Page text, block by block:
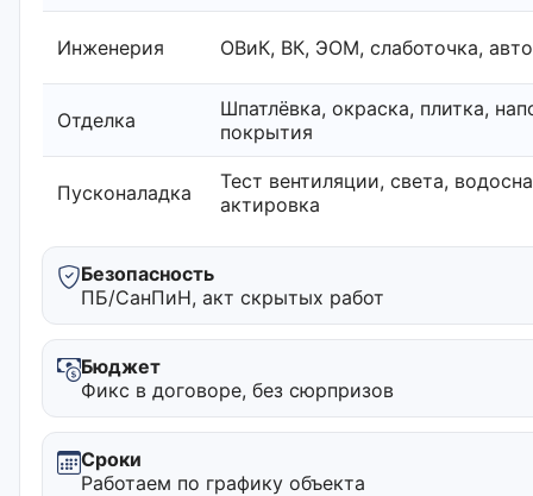
Инженерия ОВиК, ВК, ЭОМ, слаботочка,
Отделка
Шпатлёвка, окраска, плитка,
покрытия
Пусконаладка
Тест вентиляции, света,
актировка
Безопасность
ПБ/СанПиН, акт скрытых работ
Бюджет
Фикс в договоре, без сюрпризов
Сроки
Работаем по графику объекта